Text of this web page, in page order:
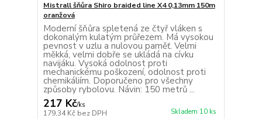
Mistrall šňůra Shiro braided line X4 0,13mm 150m
oranžová
Moderní šňůra spletená ze čtyř vláken s
dokonalým kulatým průřezem. Má vysokou
pevnost v uzlu a nulovou paměť. Velmi
měkká, velmi dobře se ukládá na cívku
navijáku. Vysoká odolnost proti
mechanickému poškození, odolnost proti
chemikáliím. Doporučeno pro všechny
způsoby rybolovu. Návin: 150 metrů ...
217 Kč/ks
179,34 Kč bez DPH Skladem 10 ks